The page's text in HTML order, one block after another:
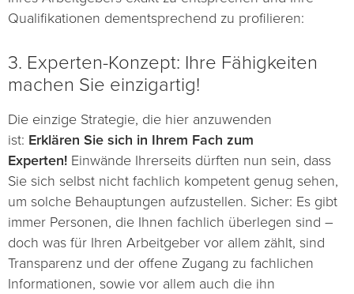
Qualifikationen dementsprechend zu profilieren:
3. Experten-Konzept: Ihre Fähigkeiten
machen Sie einzigartig!
Die einzige Strategie, die hier anzuwenden
ist: Erklären Sie sich in Ihrem Fach zum
Experten! Einwände Ihrerseits dürften nun sein, dass
Sie sich selbst nicht fachlich kompetent genug sehen,
um solche Behauptungen aufzustellen. Sicher: Es gibt
immer Personen, die Ihnen fachlich überlegen sind –
doch was für Ihren Arbeitgeber vor allem zählt, sind
Transparenz und der offene Zugang zu fachlichen
Informationen, sowie vor allem auch die ihn